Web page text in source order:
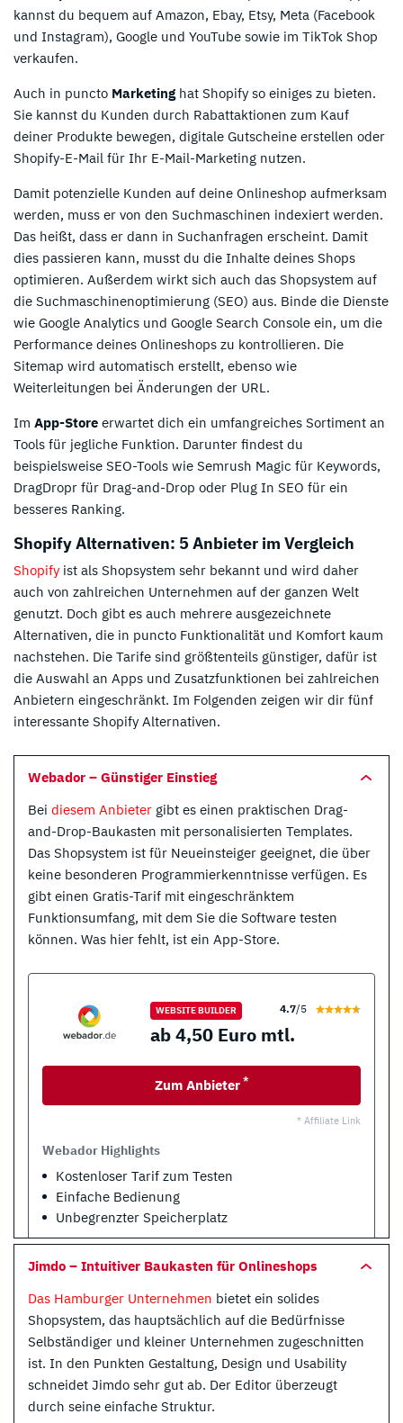
kannst du bequem auf Amazon, Ebay, Etsy, Meta (Facebook
und Instagram), Google und YouTube sowie im TikTok Shop
verkaufen.
Auch in puncto Marketinghat Shopify so einiges zu bieten.
Sie kannst du Kunden durch Rabattaktionen zum Kauf
deiner Produkte bewegen, digitale Gutscheine erstellen oder
Shopify-E-Mail für Ihr E-Mail-Marketing nutzen.
Damit potenzielle Kunden auf deine Onlineshop aufmerksam
werden, muss er von den Suchmaschinen indexiert werden.
Das heißt, dass er dann in Suchanfragen erscheint. Damit
dies passieren kann, musst du die Inhalte deines Shops
optimieren. Außerdem wirkt sich auch das Shopsystem auf
die Suchmaschinenoptimierung (SEO) aus. Binde die Dienste
wie Google Analytics und Google Search Console ein, um die
Performance deines Onlineshops zu kontrollieren. Die
Sitemap wird automatisch erstellt, ebenso wie
Weiterleitungen bei Änderungen der URL.
Im App-Store erwartet dich ein umfangreiches Sortiment an
Tools für jegliche Funktion. Darunter findest du
beispielsweise SEO-Tools wie Semrush Magic für Keywords,
DragDropr für Drag-and-Drop oder Plug In SEO für ein
besseres Ranking.
Shopify Alternativen: 5 Anbieter im Vergleich
Shopify ist als Shopsystem sehr bekannt und wird daher
auch von zahlreichen Unternehmen auf der ganzen Welt
genutzt. Doch gibt es auch mehrere ausgezeichnete
Alternativen, die in puncto Funktionalität und Komfort kaum
nachstehen. Die Tarife sind größtenteils günstiger, dafür ist
die Auswahl an Apps und Zusatzfunktionen bei zahlreichen
Anbietern eingeschränkt. Im Folgenden zeigen wir dir fünf
interessante Shopify Alternativen.
Webador – Günstiger Einstieg
Bei diesem Anbieter gibt es einen praktischen Drag-
and-Drop-Baukasten mit personalisierten Templates.
Das Shopsystem ist für Neueinsteiger geeignet, die über
keine besonderen Programmierkenntnisse verfügen. Es
gibt einen Gratis-Tarif mit eingeschränktem
Funktionsumfang, mit dem Sie die Software testen
können. Was hier fehlt, ist ein App-Store.
WEBSITE BUILDER 4.7/5
ab 4,50 Euro mtl.
Zum Anbieter *
* Affiliate Link
Webador Highlights
Kostenloser Tarif zum Testen
Einfache Bedienung
Unbegrenzter Speicherplatz
Jimdo – Intuitiver Baukasten für Onlineshops
Das Hamburger Unternehmen bietet ein solides
Shopsystem, das hauptsächlich auf die Bedürfnisse
Selbständiger und kleiner Unternehmen zugeschnitten
ist. In den Punkten Gestaltung, Design und Usability
schneidet Jimdo sehr gut ab. Der Editor überzeugt
durch seine einfache Struktur.